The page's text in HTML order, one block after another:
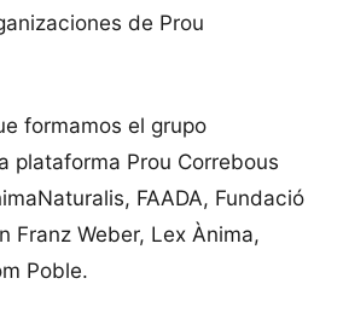
de Prou
formamos el grupo
plataforma Prou Correbous
FAADA, Fundació
Franz Weber, Lex Ànima,
Poble.